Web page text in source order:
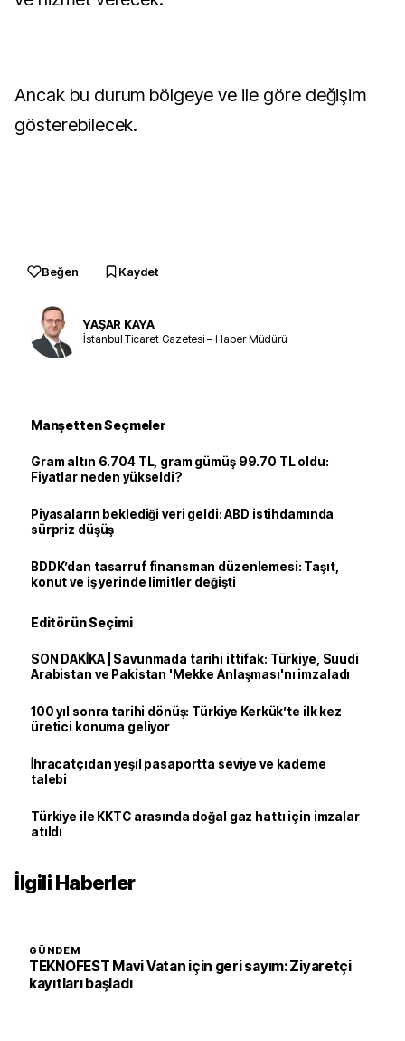
Ancak bu durum bölgeye ve ile göre değişim
gösterebilecek.
Beğen Kaydet
YAŞAR KAYA
İstanbul Ticaret Gazetesi – Haber Müdürü
Manşetten Seçmeler
Gram altın 6.704 TL, gram gümüş 99.70 TL oldu:
Fiyatlar neden yükseldi?
Piyasaların beklediği veri geldi: ABD istihdamında
sürpriz düşüş
BDDK’dan tasarruf finansman düzenlemesi: Taşıt,
konut ve iş yerinde limitler değişti
Editörün Seçimi
SON DAKİKA | Savunmada tarihi ittifak: Türkiye, Suudi
Arabistan ve Pakistan 'Mekke Anlaşması'nı imzaladı
100 yıl sonra tarihi dönüş: Türkiye Kerkük’te ilk kez
üretici konuma geliyor
İhracatçıdan yeşil pasaportta seviye ve kademe
talebi
Türkiye ile KKTC arasında doğal gaz hattı için imzalar
atıldı
İlgili Haberler
GÜNDEM
TEKNOFEST Mavi Vatan için geri sayım: Ziyaretçi
kayıtları başladı